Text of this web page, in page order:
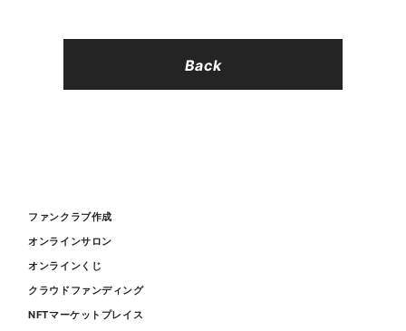
Back
ファンクラブ作成
オンラインサロン
オンラインくじ
クラウドファンディング
NFTマーケットプレイス